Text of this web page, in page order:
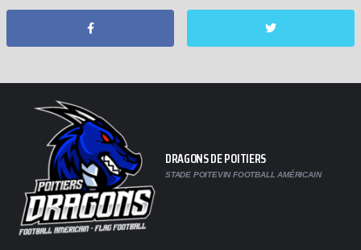
DRAGONS DE POITIERS
STADE POITEVIN FOOTBALL AMÉRICAIN